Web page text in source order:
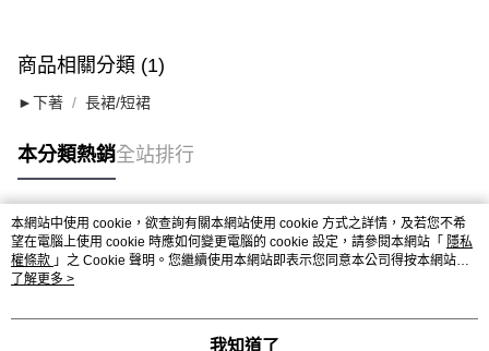
商品相關分類 (1)
►下著 長裙/短裙
本分類熱銷全站排行
熱門標籤
本網站中使用 cookie，欲查詢有關本網站使用 cookie 方式之詳情，及若您不希
望在電腦上使用 cookie 時應如何變更電腦的 cookie 設定，請參閱本網站「 隱私
權條款 」之 Cookie 聲明。您繼續使用本網站即表示您同意本公司得按本網站使
用條款之 Cookie 聲明使用 cookie。
了解更多 >
我知道了